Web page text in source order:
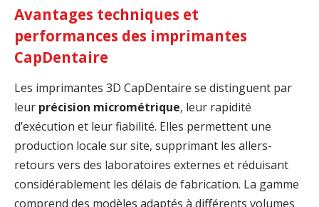
Avantages techniques et
performances des imprimantes
CapDentaire
Les imprimantes 3D CapDentaire se distinguent par
leur précision micrométrique, leur rapidité
d’exécution et leur fiabilité. Elles permettent une
production locale sur site, supprimant les allers-
retours vers des laboratoires externes et réduisant
considérablement les délais de fabrication. La gamme
comprend des modèles adaptés à différents volumes